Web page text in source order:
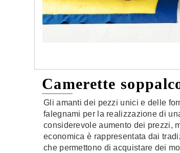
Camerette
Gli amanti dei pezzi unici e delle
falegnami per la realizzazione di
considerevole aumento dei prezzi,
economica è rappresentata dai
che permettono di acquistare dei